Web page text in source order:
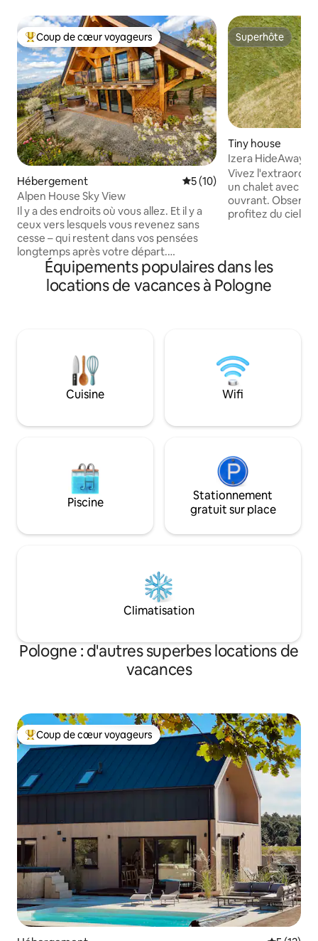
Coups de cœur voyageurs les plus appréciés
Coup de cœur voyageurs
Hébergement Évaluation moyenne sur la
5 (10)
Alpen House Sky View
Il y a des endroits où vous allez. Et il y a
ceux vers lesquels vous revenez sans
cesse – qui restent dans vos pensées
longtemps après votre départ.
Alpen House Dursztyn entre dans cette
dernière catégorie. Situé hors des
sentiers battus, au milieu de forêts et de
l'espace et une véritable tranquillité
authentique. Ici, les matinées
commencent avec la lumière qui
pénètre par de grandes fenêtres et une
des prairies. Le soir : des couchers de
Superhôte
Superhôte
Tiny house
Izera HideAway |
Expérience
Vivez
un chalet avec
ouvrant.
profitez du ciel
Izera HideAway
autonomes. Il y a
l'eau chaude.
d'autres articles.
un radiateur pour
Équipements populaires dans les
locations de vacances à Pologne
Cuisine Wifi
Piscine
Stationnement
gratuit sur place
Climatisation
Pologne : d'autres superbes locations de
vacances
Coups de cœur voyageurs les plus appréciés
Coup de cœur voyageurs